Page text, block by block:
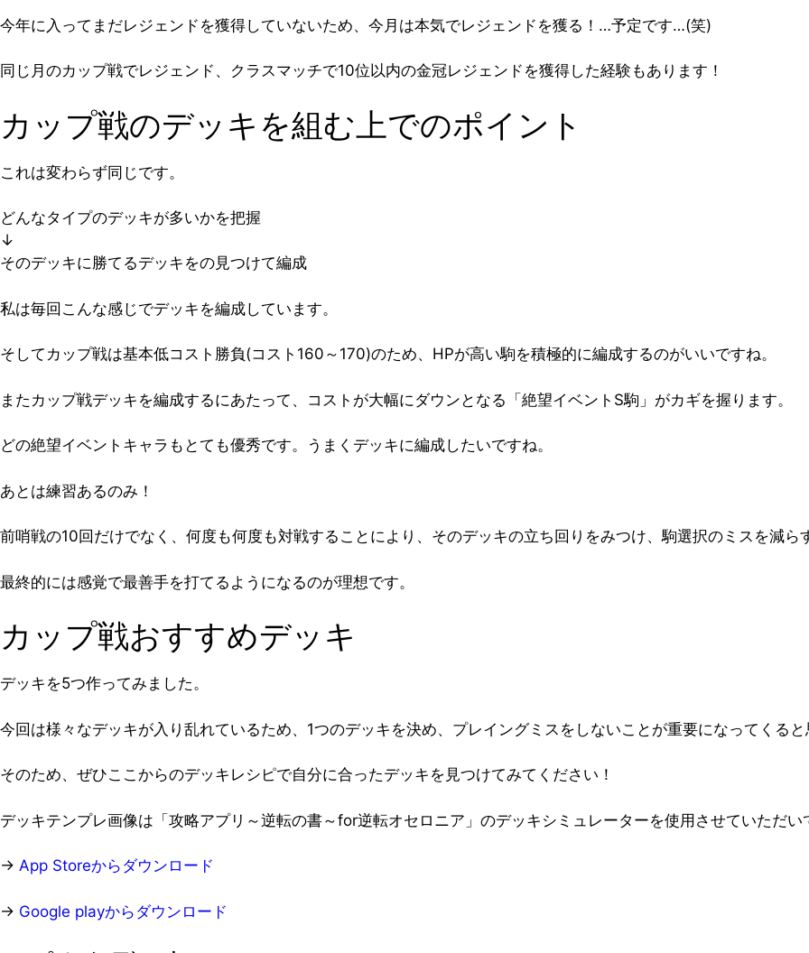
今年に入ってまだレジェンドを獲得していないため、今月は本気でレジェンドを獲る！…予定です…(笑)
同じ月のカップ戦でレジェンド、クラスマッチで10位以内の金冠レジェンドを獲得した経験もあります！
カップ戦のデッキを組む上でのポイント
これは変わらず同じです。
どんなタイプのデッキが多いかを把握
↓
そのデッキに勝てるデッキをの見つけて編成
私は毎回こんな感じでデッキを編成しています。
そしてカップ戦は基本低コスト勝負(コスト160～170)のため、HPが高い駒を積極的に編成するのがいいですね。
またカップ戦デッキを編成するにあたって、コストが大幅にダウンとなる 「絶望イベントS駒」 がカギを握ります。
どの絶望イベントキャラもとても優秀です。うまくデッキに編成したいですね。
あとは練習あるのみ！
前哨戦の10回だけでなく、何度も何度も対戦することにより、そのデッキの立ち回りをみつけ、駒選択のミスを減ら
最終的には感覚で最善手を打てるようになるのが理想です。
カップ戦おすすめデッキ
デッキを5つ作ってみました。
今回は様々なデッキが入り乱れているため、1つのデッキを決め、プレイングミスをしないことが重要になってくると
そのため、ぜひここからのデッキレシピで自分に合ったデッキを見つけてみてください！
デッキテンプレ画像は「攻略アプリ～逆転の書～for逆転オセロニア」のデッキシミュレーターを使用させていただい
→ App Storeからダウンロード
→ Google playからダウンロード